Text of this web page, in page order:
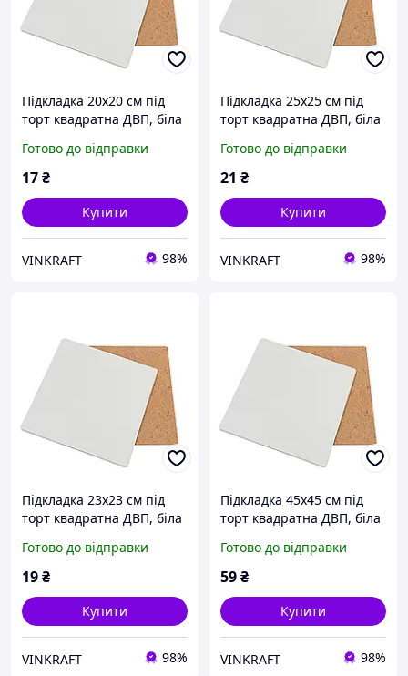
Підкладка 20х20 см під
торт квадратна ДВП, біла
Готово до відправки
17₴
Купити
VINKRAFT 98%
Підкладка 25х25 см під
торт квадратна ДВП, біла
Готово до відправки
21 ₴
Купити
VINKRAFT 98%
Підкладка 23х23 см під
торт квадратна ДВП, біла
Готово до відправки
19₴
Купити
VINKRAFT 98%
Підкладка 45х45 см під
торт квадратна ДВП, біла
Готово до відправки
59₴
Купити
VINKRAFT 98%